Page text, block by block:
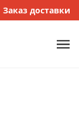
Заказ доставки